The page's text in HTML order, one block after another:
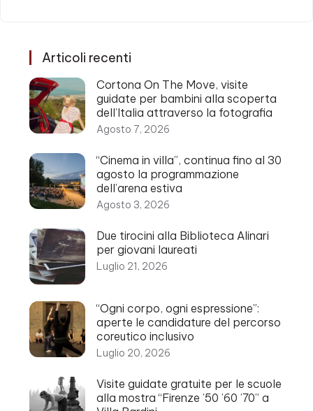
Articoli recenti
Cortona On The Move, visite
guidate per bambini alla scoperta
dell’Italia attraverso la fotografia
Agosto 7, 2026
“Cinema in villa”, continua fino al 30
agosto la programmazione
dell’arena estiva
Agosto 3, 2026
Due tirocini alla Biblioteca Alinari
per giovani laureati
Luglio 21, 2026
“Ogni corpo, ogni espressione”:
aperte le candidature del percorso
coreutico inclusivo
Luglio 20, 2026
Visite guidate gratuite per le scuole
alla mostra “Firenze ’50 ’60 ’70” a